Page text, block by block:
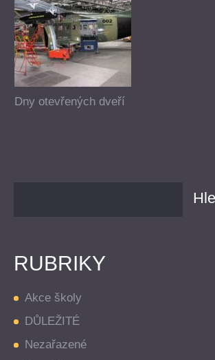
Dny otevřených dveří
RUBRIKY
Akce školy
DŮLEŽITÉ
Nezařazené